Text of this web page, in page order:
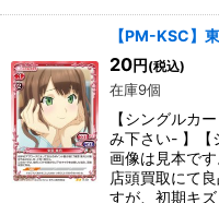
【PM-KSC】
20円 (税込)
在庫9個
【シングルカ
み下さい- 】【
画像は見本で
店頭買取にて
すが、初期キ